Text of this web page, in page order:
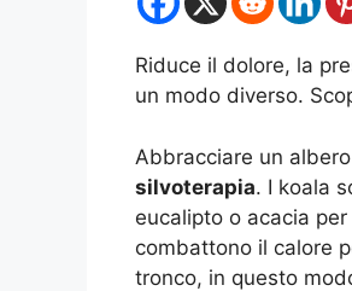
Riduce il dolore, la
un modo diverso.
Abbracciare un
silvoterapia. I koala
eucalipto o acacia per
combattono il calore
tronco, in questo